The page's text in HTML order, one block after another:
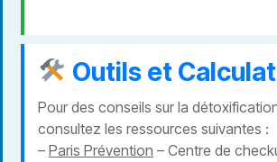
Outils et
Pour des conseils sur la
consultez les ressources suivantes :
– Paris Prévention – Centre de